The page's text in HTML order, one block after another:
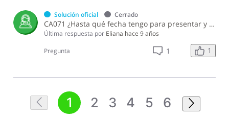
Solución oficial Cerrado
CA071 ¿Hasta qué fecha tengo para presentar y pagar las retenciones a la DGII correspondiente a la Norma General 07-2011?
Última respuesta por Eliana hace 9 años
Pregunta 1 1
1 2 3 4 5 6